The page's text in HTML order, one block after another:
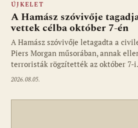
ÚJKELET
A Hamász szóvivője
vettek célba október 7-én
A Hamász szóvivője letagadta a
Piers Morgan műsorában, annak
terroristák rögzítették az október 7-
2026.08.05.